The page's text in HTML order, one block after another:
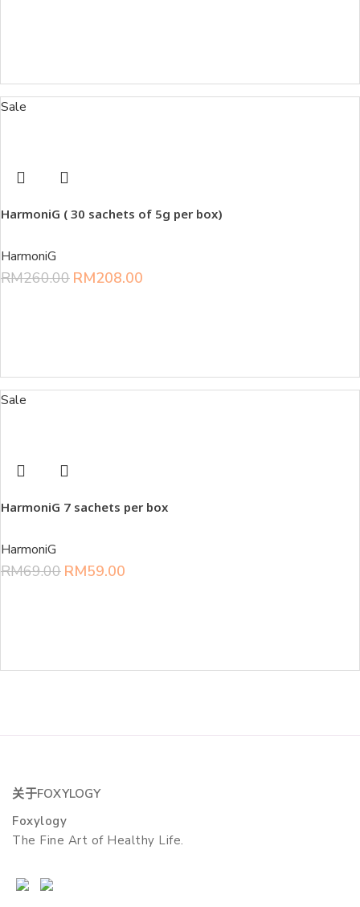
Sale
HarmoniG ( 30 sachets of 5g per box)
HarmoniG
RM260.00 RM208.00
Sale
HarmoniG 7 sachets per box
HarmoniG
RM69.00 RM59.00
关于FOXYLOGY
Foxylogy
The Fine Art of Healthy Life.